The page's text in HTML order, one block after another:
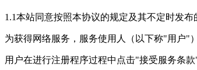
1.1本站同意按照本协议的规定及其不定时发
为获得网络服务，服务使用人（以下称"用户"
用户在进行注册程序过程中点击"接受服务条